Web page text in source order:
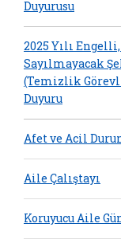
Duyurusu
2025 Yılı
Sayılmayacak
(Temizlik
Duyuru
Afet ve Acil
Aile Çalıştayı
Koruyucu Aile